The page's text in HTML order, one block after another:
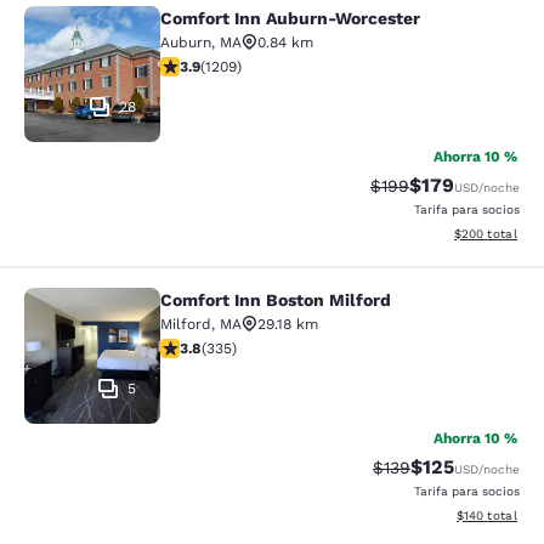
Comfort Inn Auburn-Worcester
28
Comfort Inn Auburn-Worcester
Auburn, MA
0.84 km
calificación de 3.91 estrellas. Bueno. 1209 reseñas
3.9(1209)
Ahorra 10 %
Precio tachado:
$199Precio con
$179USD/noche
Tarifa para socios
Ver detalles
$200 total
Comfort Inn Boston Milford
5
Comfort Inn Boston Milford
Milford, MA
29.18 km
calificación de 3.83 estrellas. Bueno. 335 reseñas
3.8(335)
Ahorra 10 %
Precio tachado:
$139Precio con
$125USD/noche
Tarifa para socios
Ver detalles
$140 total